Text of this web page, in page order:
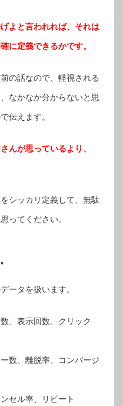
よと言われれば、それは
に定義できるかです。
の話なので、軽視される
なかなか分からないと思
伝えます。
んが思っているより、
シッカリ定義して、無駄
ってください。
ータを扱います。
、表示回数、クリック
数、離脱率、コンバージ
セル率、リピート